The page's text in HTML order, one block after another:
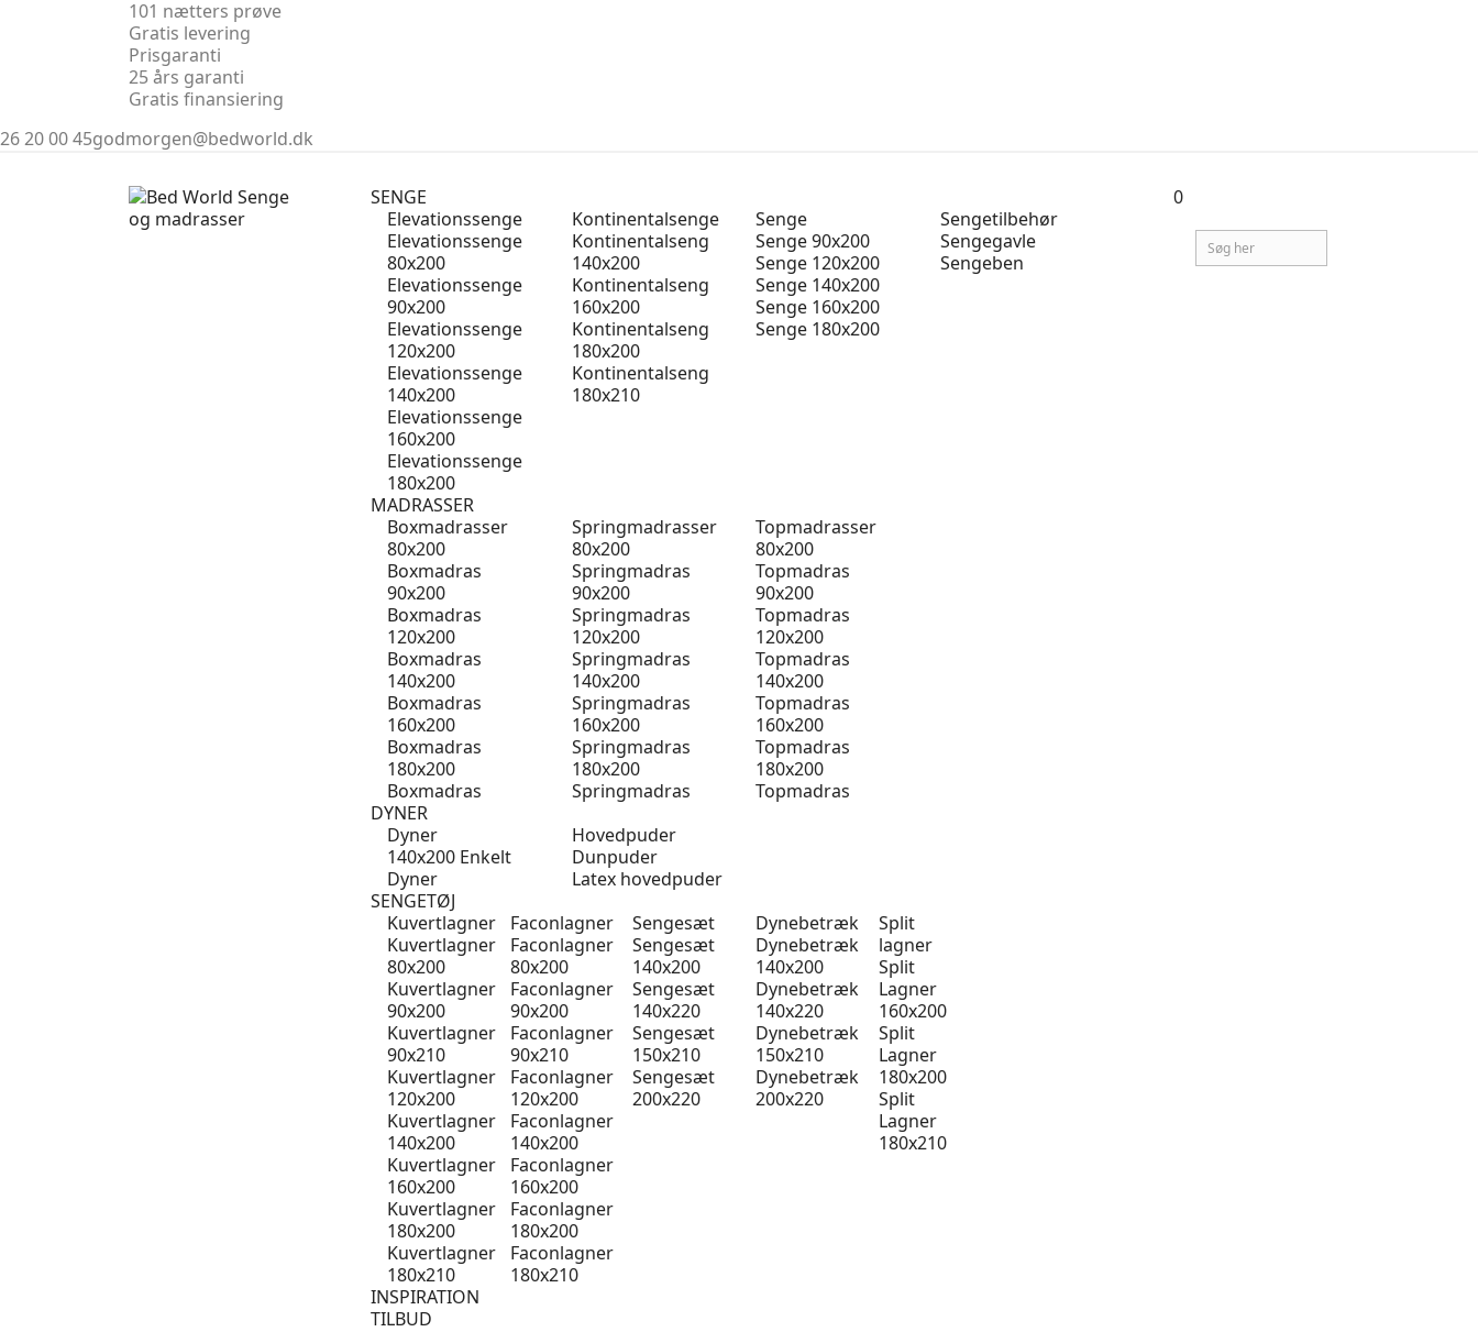
101 nætters prøve
Gratis levering
Prisgaranti
25 års garanti
Gratis finansiering
26 20 00 45godmorgen@bedworld.dk
SENGE
Elevationssenge
Elevationssenge
80x200
Elevationssenge
90x200
Elevationssenge
120x200
Elevationssenge
140x200
Elevationssenge
160x200
Elevationssenge
180x200
Kontinentalsenge
Kontinentalseng
140x200
Kontinentalseng
160x200
Kontinentalseng
180x200
Kontinentalseng
180x210
Senge
Senge 90x200
Senge 120x200
Senge 140x200
Senge 160x200
Senge 180x200
Sengetilbehør
Sengegavle
Sengeben
MADRASSER
Boxmadrasser
80x200
Boxmadras
90x200
Boxmadras
120x200
Boxmadras
140x200
Boxmadras
160x200
Boxmadras
180x200
Boxmadras
Springmadrasser
80x200
Springmadras
90x200
Springmadras
120x200
Springmadras
140x200
Springmadras
160x200
Springmadras
180x200
Springmadras
Topmadrasser
80x200
Topmadras
90x200
Topmadras
120x200
Topmadras
140x200
Topmadras
160x200
Topmadras
180x200
Topmadras
DYNER
Dyner
140x200 Enkelt
Dyner
Hovedpuder
Dunpuder
Latex hovedpuder
SENGETØJ
Kuvertlagner
Kuvertlagner
80x200
Kuvertlagner
90x200
Kuvertlagner
90x210
Kuvertlagner
120x200
Kuvertlagner
140x200
Kuvertlagner
160x200
Kuvertlagner
180x200
Kuvertlagner
180x210
Faconlagner
Faconlagner
80x200
Faconlagner
90x200
Faconlagner
90x210
Faconlagner
120x200
Faconlagner
140x200
Faconlagner
160x200
Faconlagner
180x200
Faconlagner
180x210
Sengesæt
Sengesæt
140x200
Sengesæt
140x220
Sengesæt
150x210
Sengesæt
200x220
Dynebetræk
Dynebetræk
140x200
Dynebetræk
140x220
Dynebetræk
150x210
Dynebetræk
200x220
Split
lagner
Split
Lagner
160x200
Split
Lagner
180x200
Split
Lagner
180x210
INSPIRATION
TILBUD
0